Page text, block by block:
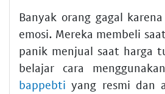
Banyak orang gagal
emosi. Mereka membeli
panik menjual saat harga
belajar cara
bappebti yang resmi dan